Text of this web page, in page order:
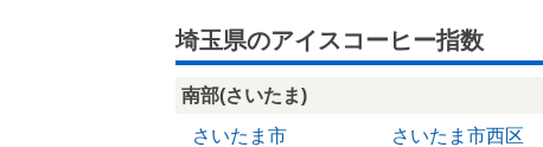
埼玉県のアイスコーヒー指数
南部(さいたま)
さいたま市
さいたま市西区